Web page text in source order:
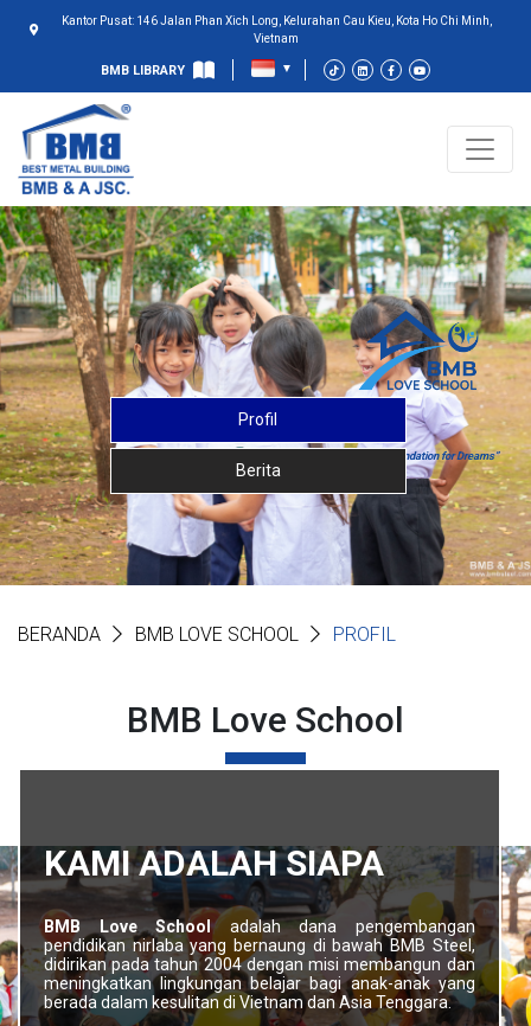
Kantor Pusat: 146 Jalan Phan Xich Long, Kelurahan Cau Kieu, Kota Ho Chi Minh,
Vietnam
BMB LIBRARY
“A Strong Foundation for Dreams”
Profil
Berita
BERANDA BMB LOVE SCHOOL PROFIL
BMB Love School
KAMI ADALAH SIAPA
BMB Love School adalah dana pengembangan
pendidikan nirlaba yang bernaung di bawah BMB Steel,
didirikan pada tahun 2004 dengan misi membangun dan
meningkatkan lingkungan belajar bagi anak-anak yang
berada dalam kesulitan di Vietnam dan Asia Tenggara.